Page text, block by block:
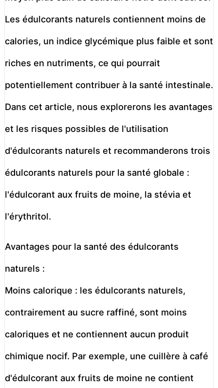
Les édulcorants naturels contiennent moins de
calories, un indice glycémique plus faible et sont
riches en nutriments, ce qui pourrait
potentiellement contribuer à la santé intestinale.
Dans cet article, nous explorerons les avantages
et les risques possibles de l'utilisation
d'édulcorants naturels et recommanderons trois
édulcorants naturels pour la santé globale :
l'édulcorant aux fruits de moine, la stévia et
l'érythritol.
Avantages pour la santé des édulcorants
naturels :
Moins calorique : les édulcorants naturels,
contrairement au sucre raffiné, sont moins
caloriques et ne contiennent aucun produit
chimique nocif. Par exemple, une cuillère à café
d'édulcorant aux fruits de moine ne contient